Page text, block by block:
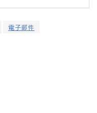
電子郵件